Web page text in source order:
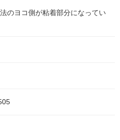
のヨコ側が粘着部分になってい